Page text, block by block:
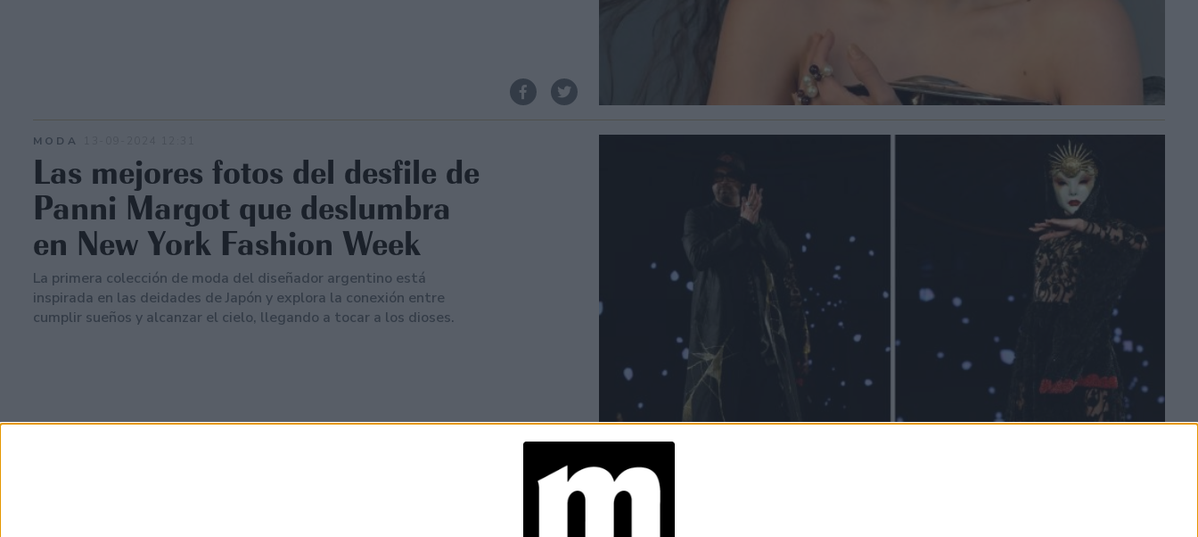
MODA
Las mejores fotos del desfile de
Panni Margot que deslumbra
en New York Fashion Week
La primera colección de moda del diseñador argentino está
inspirada en las deidades de Japón y explora la conexión entre
cumplir sueños y alcanzar el cielo, llegando a tocar a los dioses.